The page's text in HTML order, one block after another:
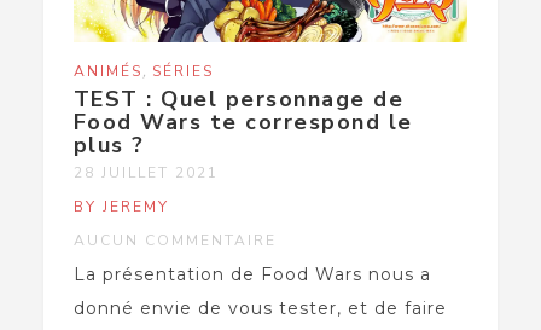
ANIMÉS SÉRIES
TEST : Quel personnage de
Food Wars te correspond le
plus ?
28 JUILLET 2021
BY JEREMY
AUCUN COMMENTAIRE
La présentation de Food Wars nous a
donné envie de vous tester, et de faire